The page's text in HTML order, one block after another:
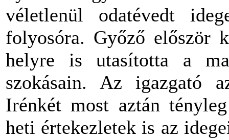
véletlenül odatévedt
folyosóra. Győző először
helyre is utasította a
szokásain. Az igazgató
Irénkét most aztán
heti értekezletek is az